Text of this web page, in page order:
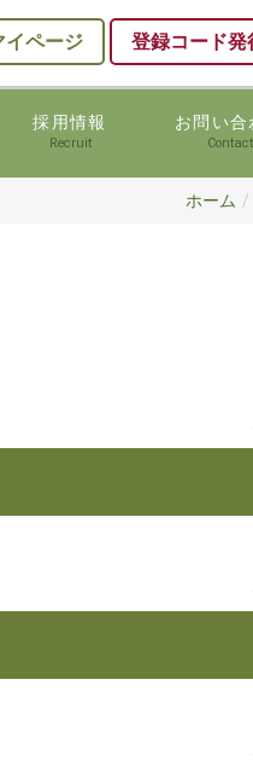
イページ 登録コード発
採用情報
Recruit
お問い合
Contact
ホーム